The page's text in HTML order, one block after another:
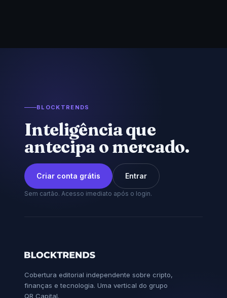
BLOCKTRENDS
Inteligência que
antecipa o mercado.
Criar conta grátis Entrar
Sem cartão. Acesso imediato após o login.
Cobertura editorial independente sobre cripto,
finanças e tecnologia. Uma vertical do grupo
QR Capital.